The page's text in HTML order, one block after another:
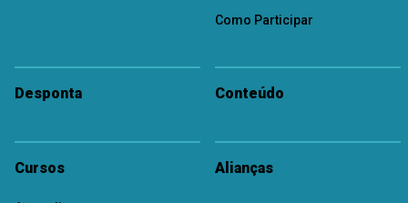
Como Participar
Desponta Conteúdo
Cursos Alianças